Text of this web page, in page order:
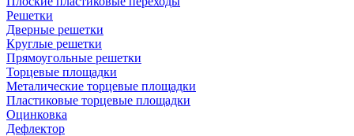
Решетки
Дверные решетки
Круглые решетки
Прямоугольные решетки
Торцевые площадки
Металические торцевые площадки
Пластиковые торцевые площадки
Оцинковка
Дефлектор